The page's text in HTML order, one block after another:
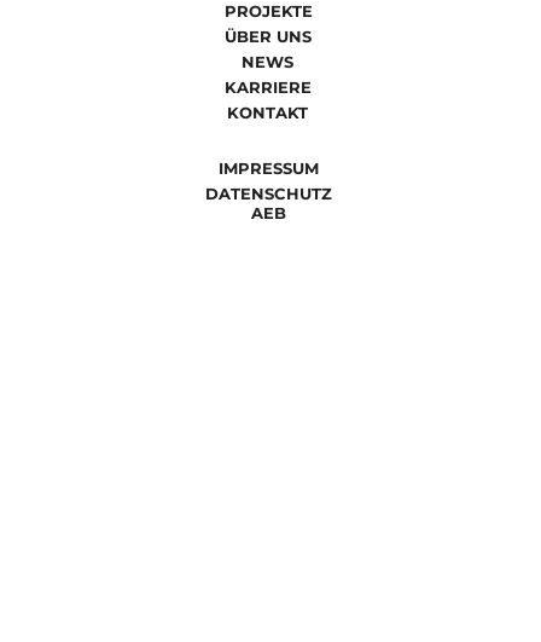
PROJEKTE
ÜBER UNS
KARRIERE
KONTAKT
NEWS
IMPRESSUM
AEB
DATENSCHUTZ